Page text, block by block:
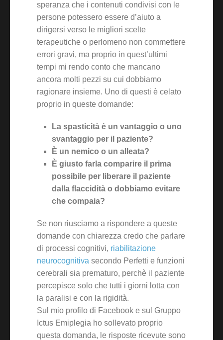
speranza che i contenuti condivisi con le
persone potessero essere d’aiuto a
dirigersi verso le migliori scelte
terapeutiche o perlomeno non commettere
errori gravi, ma proprio in quest’ultimi
tempi mi rendo conto che mancano
ancora molti pezzi su cui dobbiamo
ragionare insieme. Uno di questi è celato
proprio in queste domande:
La spasticità è un vantaggio o uno
svantaggio per il paziente?
È un nemico o un alleata?
È giusto farla comparire il prima
possibile per liberare il paziente
dalla flaccidità o dobbiamo evitare
che compaia?
Se non riusciamo a rispondere a queste
domande con chiarezza credo che parlare
di processi cognitivi, riabilitazione
neurocognitiva secondo Perfetti e funzioni
cerebrali sia prematuro, perchè il paziente
percepisce solo che tutti i giorni lotta con
la paralisi e con la rigidità.
Sul mio profilo di Facebook e sul Gruppo
Ictus Emiplegia ho sollevato proprio
questa domanda, le risposte ricevute sono